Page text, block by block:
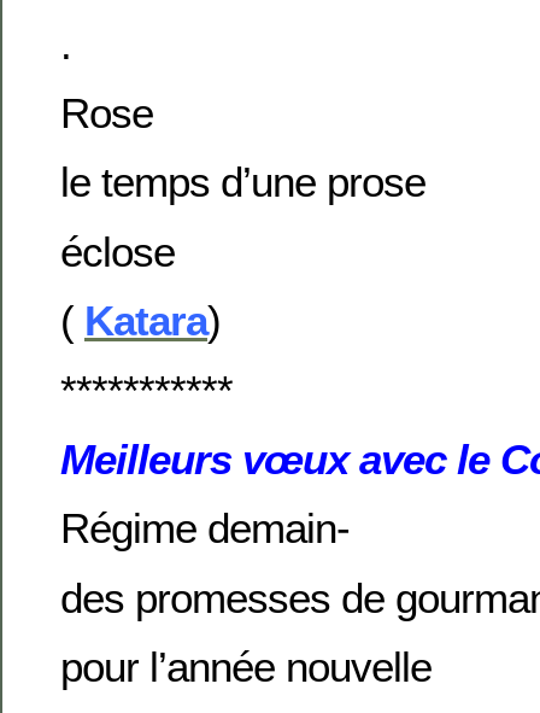
.
Rose
le temps d’une prose
éclose
( Katara)
***********
Meilleurs vœux avec le
Régime demain-
des promesses de
pour l’année nouvelle